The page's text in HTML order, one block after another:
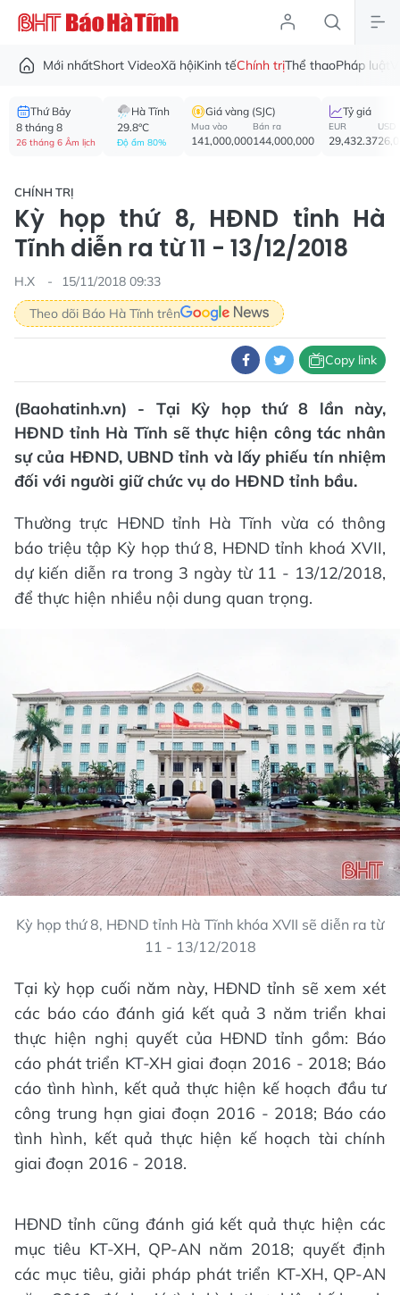
Mới nhấtShort VideoXã hộiKinh tếChính trịThể thaoPháp luật
Thứ Bảy
8 tháng 8
26 tháng 6 Âm lịch
Hà Tĩnh
29.8°C
Độ ẩm 80%
Giá vàng (SJC)
Mua vào
141,000,000
Bán ra
144,000,000
Tỷ giá
EUR
29,432.37
USD
CHÍNH TRỊ
Kỳ họp thứ 8, HĐND tỉnh Hà
Tĩnh diễn ra từ 11 - 13/12/2018
H.X
15/11/2018 09:33
Theo dõi Báo Hà Tĩnh trên
Copy link
(Baohatinh.vn) - Tại Kỳ họp thứ 8 lần này,
HĐND tỉnh Hà Tĩnh sẽ thực hiện công tác nhân
sự của HĐND, UBND tỉnh và lấy phiếu tín nhiệm
đối với người giữ chức vụ do HĐND tỉnh bầu.
Thường trực HĐND tỉnh Hà Tĩnh vừa có thông
báo triệu tập Kỳ họp thứ 8, HĐND tỉnh khoá XVII,
dự kiến diễn ra trong 3 ngày từ 11 - 13/12/2018,
để thực hiện nhiều nội dung quan trọng.
Kỳ họp thứ 8, HĐND tỉnh Hà Tĩnh khóa XVII sẽ diễn ra từ
11 - 13/12/2018
Tại kỳ họp cuối năm này, HĐND tỉnh sẽ xem xét
các báo cáo đánh giá kết quả 3 năm triển khai
thực hiện nghị quyết của HĐND tỉnh gồm: Báo
cáo phát triển KT-XH giai đoạn 2016 - 2018; Báo
cáo tình hình, kết quả thực hiện kế hoạch đầu tư
công trung hạn giai đoạn 2016 - 2018; Báo cáo
tình hình, kết quả thực hiện kế hoạch tài chính
giai đoạn 2016 - 2018.
HĐND tỉnh cũng đánh giá kết quả thực hiện các
mục tiêu KT-XH, QP-AN năm 2018; quyết định
các mục tiêu, giải pháp phát triển KT-XH, QP-AN